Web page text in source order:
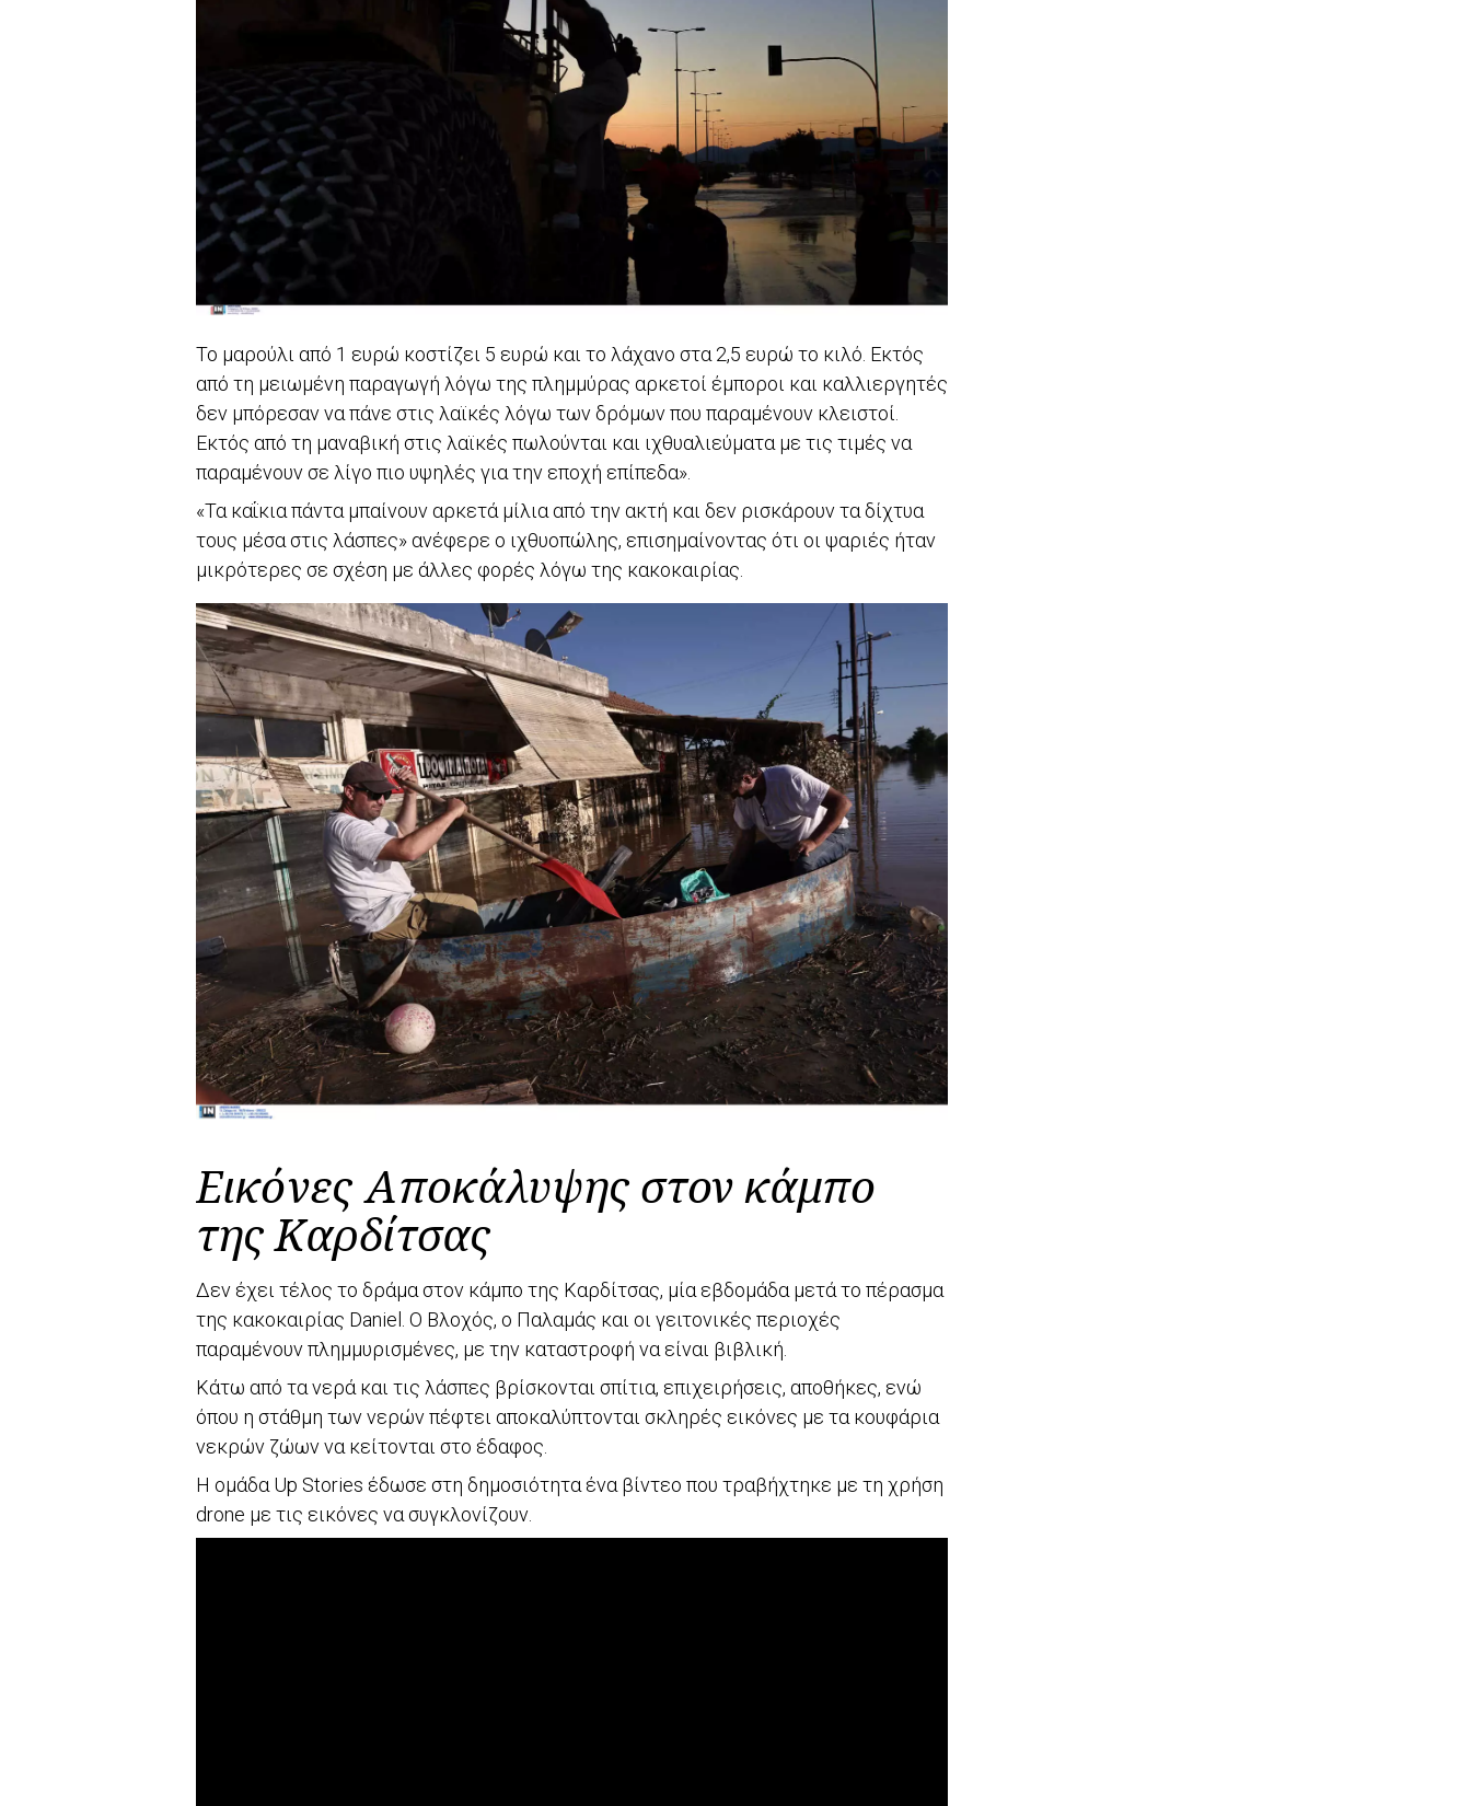
Το μαρούλι από 1 ευρώ κοστίζει 5 ευρώ και το λάχανο στα 2,5 ευρώ το κιλό. Εκτός
από τη μειωμένη παραγωγή λόγω της πλημμύρας αρκετοί έμποροι και καλλιεργητές
δεν μπόρεσαν να πάνε στις λαϊκές λόγω των δρόμων που παραμένουν κλειστοί.
Εκτός από τη μαναβική στις λαϊκές πωλούνται και ιχθυαλιεύματα με τις τιμές να
παραμένουν σε λίγο πιο υψηλές για την εποχή επίπεδα».
«Τα καΐκια πάντα μπαίνουν αρκετά μίλια από την ακτή και δεν ρισκάρουν τα δίχτυα
τους μέσα στις λάσπες» ανέφερε ο ιχθυοπώλης, επισημαίνοντας ότι οι ψαριές ήταν
μικρότερες σε σχέση με άλλες φορές λόγω της κακοκαιρίας.
Εικόνες Αποκάλυψης στον κάμπο
της Καρδίτσας
Δεν έχει τέλος το δράμα στον κάμπο της Καρδίτσας, μία εβδομάδα μετά το πέρασμα
της κακοκαιρίας Daniel. Ο Βλοχός, ο Παλαμάς και οι γειτονικές περιοχές
παραμένουν πλημμυρισμένες, με την καταστροφή να είναι βιβλική.
Κάτω από τα νερά και τις λάσπες βρίσκονται σπίτια, επιχειρήσεις, αποθήκες, ενώ
όπου η στάθμη των νερών πέφτει αποκαλύπτονται σκληρές εικόνες με τα κουφάρια
νεκρών ζώων να κείτονται στο έδαφος.
Η ομάδα Up Stories έδωσε στη δημοσιότητα ένα βίντεο που τραβήχτηκε με τη χρήση
drone με τις εικόνες να συγκλονίζουν.